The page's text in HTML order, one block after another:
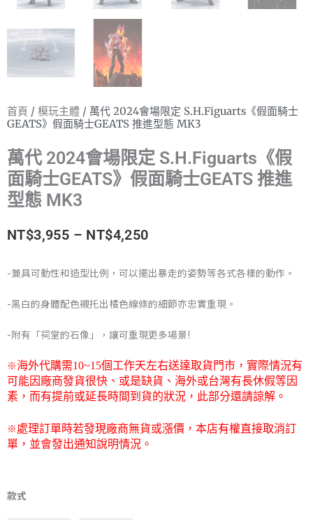
首頁 / 模玩主體 / 萬代 2024會場限定 S.H.Figuarts《假面騎士
GEATS》假面騎士GEATS 推進型態 MK3
萬代 2024會場限定 S.H.Figuarts《假
面騎士GEATS》假面騎士GEATS 推進
型態 MK3
NT$3,955 – NT$4,250價
NT$3,955
到
NT$4,250
-兼具可動性和造型比例，可以擺出暴走的姿勢等各式各樣的動作。
-黑白的身體配色襯托出橘色線條的細節亦忠實重現。
-附有「祠堂的石像」，讓可重現更多場景!
※海外代購需10~15個工作天左右送達取貨門市， 實際情況有
可能因廠商發貨很快、或是缺貨、海外或台灣有長休假等因
素，而有提前或延長時間到貨的狀況，此部分還請諒解。
※處理訂單時若發現廠商無貨或漲價，本店有權直接取消訂
單，並會發出通知說明情況。
款式
代